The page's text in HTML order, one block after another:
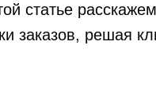
статье
заказов, решая